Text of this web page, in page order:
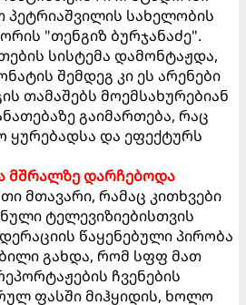
პეტრიაშვილის სახელობის
"თენგიზ ბურჯანაძე".
სისტემა დამონტაჟდა,
შემდეგ კი ეს არენები
თამაშებს მოემსახურებიან
გაიმართება, რაც
ყურებადსა და ეფექტურს
მშრალზე დარჩებოდა
მთავარი, რამაც კითხვები
ტელევიზიებისთვის
წაყენებული პირობა
გახდა, რომ სფფ მათ
ჩვენების
ფასში მიჰყიდის, ხოლო